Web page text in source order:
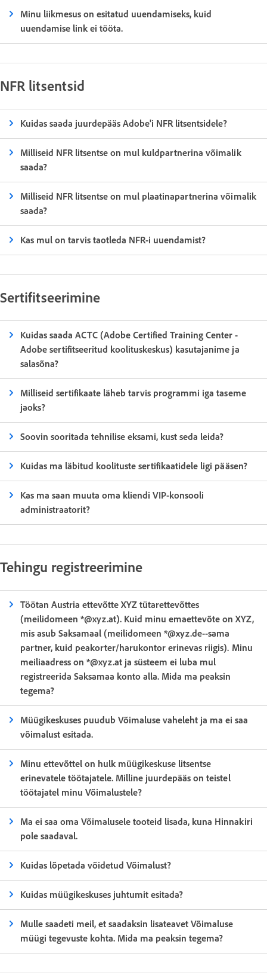
Minu liikmesus on esitatud uuendamiseks, kuid
uuendamise link ei tööta.
NFR litsentsid
Kuidas saada juurdepääs Adobe'i NFR litsentsidele?
Milliseid NFR litsentse on mul kuldpartnerina võimalik
saada?
Milliseid NFR litsentse on mul plaatinapartnerina võimalik
saada?
Kas mul on tarvis taotleda NFR-i uuendamist?
Sertifitseerimine
Kuidas saada ACTC (Adobe Certified Training Center -
Adobe sertifitseeritud koolituskeskus) kasutajanime ja
salasõna?
Milliseid sertifikaate läheb tarvis programmi iga taseme
jaoks?
Soovin sooritada tehnilise eksami, kust seda leida?
Kuidas ma läbitud koolituste sertifikaatidele ligi pääsen?
Kas ma saan muuta oma kliendi VIP-konsooli
administraatorit?
Tehingu registreerimine
Töötan Austria ettevõtte XYZ tütarettevõttes
(meilidomeen *@xyz.at). Kuid minu emaettevõte on XYZ,
mis asub Saksamaal (meilidomeen *@xyz.de--sama
partner, kuid peakorter/harukontor erinevas riigis). Minu
meiliaadress on *@xyz.at ja süsteem ei luba mul
registreerida Saksamaa konto alla. Mida ma peaksin
tegema?
Müügikeskuses puudub Võimaluse vaheleht ja ma ei saa
võimalust esitada.
Minu ettevõttel on hulk müügikeskuse litsentse
erinevatele töötajatele. Milline juurdepääs on teistel
töötajatel minu Võimalustele?
Ma ei saa oma Võimalusele tooteid lisada, kuna Hinnakiri
pole saadaval.
Kuidas lõpetada võidetud Võimalust?
Kuidas müügikeskuses juhtumit esitada?
Mulle saadeti meil, et saadaksin lisateavet Võimaluse
müügi tegevuste kohta. Mida ma peaksin tegema?